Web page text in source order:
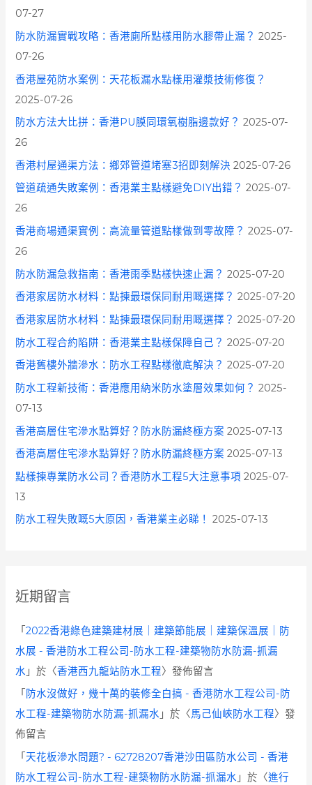
07-27
防水防漏實戰攻略：香港廁所點樣用防水膠帶止漏？ 2025-
07-26
香港屋苑防水案例：天花板漏水點樣用灌漿技術修復？
2025-07-26
防水方法大比拼：香港PU膜同環氧樹脂邊款好？ 2025-07-
26
香港村屋通渠方法：鄉郊管道堵塞3招即刻解決 2025-07-26
管道疏通失敗案例：香港業主點樣避免DIY出錯？ 2025-07-
26
香港商場通渠實例：高流量管道點樣做到零故障？ 2025-07-
26
防水防漏急救指南：香港雨季點樣快速止漏？ 2025-07-20
香港家居防水材料：點揀最環保同耐用嘅選擇？ 2025-07-20
香港家居防水材料：點揀最環保同耐用嘅選擇？ 2025-07-20
防水工程合約陷阱：香港業主點樣保障自己？ 2025-07-20
香港舊樓外牆滲水：防水工程點樣徹底解決？ 2025-07-20
防水工程新技術：香港應用納米防水塗層效果如何？ 2025-
07-13
香港高層住宅滲水點算好？防水防漏終極方案 2025-07-13
香港高層住宅滲水點算好？防水防漏終極方案 2025-07-13
點樣揀專業防水公司？香港防水工程5大注意事項 2025-07-
13
防水工程失敗嘅5大原因，香港業主必睇！
2025-07-13
近期留言
「2022香港綠色建築建材展｜建築節能展｜建築保溫展｜防
水展 - 香港防水工程公司-防水工程-建築物防水防漏-抓漏
水 」於〈香港西九龍站防水工程〉發佈留言
「 防水沒做好，幾十萬的裝修全白搞 - 香港防水工程公司-防
水工程-建築物防水防漏-抓漏水 」於〈馬己仙峽防水工程〉發
佈留言
「 天花板滲水問題? - 62728207香港沙田區防水公司 - 香港
防水工程公司-防水工程-建築物防水防漏-抓漏水 」於〈進行